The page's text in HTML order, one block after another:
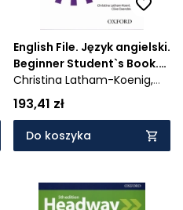
English File. Język angielski.
Beginner Student`s Book.
Podręcznik dla liceum i
technikum. Wydanie 3
Christina Latham-Koenig,
Clive Oxenden
193,41 zł
Do koszyka